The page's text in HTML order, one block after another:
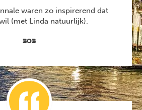
waren zo inspirerend dat
(met Linda natuurlijk).
BOB